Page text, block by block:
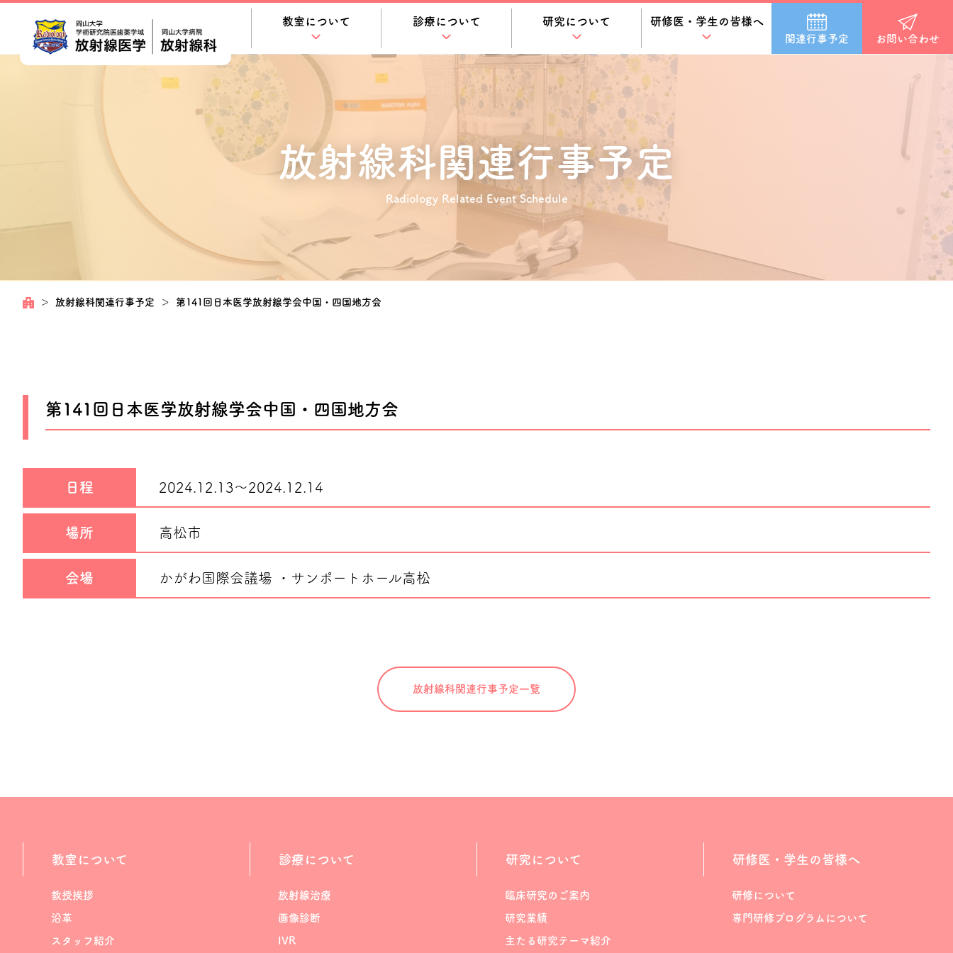
教室について 診療について 研究について 研修医・学生の皆様へ
関連行事予定 お問い合わせ
放射線科関連行事予定
Radiology Related Event Schedule
＞ 放射線科関連行事予定 ＞ 第141回日本医学放射線学会中国・四国地方会
第141回日本医学放射線学会中国・四国地方会
日程 2024.12.13～2024.12.14
場所 高松市
会場 かがわ国際会議場 ・サンポートホール高松
放射線科関連行事予定一覧
教室について
教授挨拶
沿革
スタッフ紹介
診療について
放射線治療
画像診断
IVR
研究について
臨床研究のご案内
研究業績
主たる研究テーマ紹介
研修医・学生の皆様へ
研修について
専門研修プログラムについて